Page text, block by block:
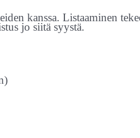
kanssa. Listaaminen
jo siitä syystä.